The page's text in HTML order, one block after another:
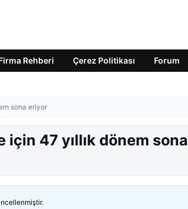
Rehberi Çerez Politikası Forum
sona eriyor
için 47 yıllık dönem sona